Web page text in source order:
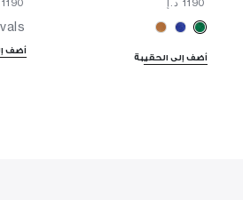
أضف إلى الحقيبة
أضف